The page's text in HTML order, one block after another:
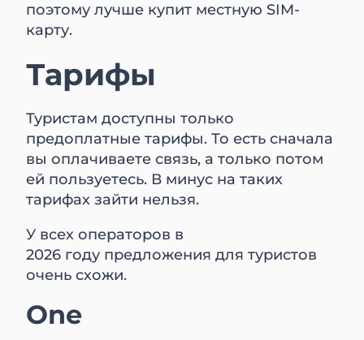
поэтому лучше купит местную SIM-
карту.
Тарифы
Туристам доступны только
предоплатные тарифы. То есть сначала
вы оплачиваете связь, а только потом
ей пользуетесь. В минус на таких
тарифах зайти нельзя.
У всех операторов в
2026 году предложения для туристов
очень схожи.
One